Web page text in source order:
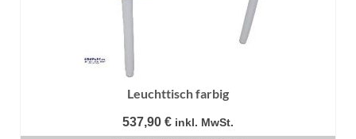
Leuchttisch farbig
537,90 € inkl. MwSt.